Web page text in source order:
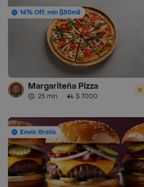
14% Off: mín $50mil
Margariteña Pizza
25 min · $ 7000
Envío Gratis